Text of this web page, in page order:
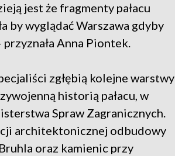
jest że fragmenty pałacu
by wyglądać Warszawa gdyby
Anna Piontek.
zgłębią kolejne warstwy
historią pałacu, w
Spraw Zagranicznych.
architektonicznej odbudowy
oraz kamienic przy